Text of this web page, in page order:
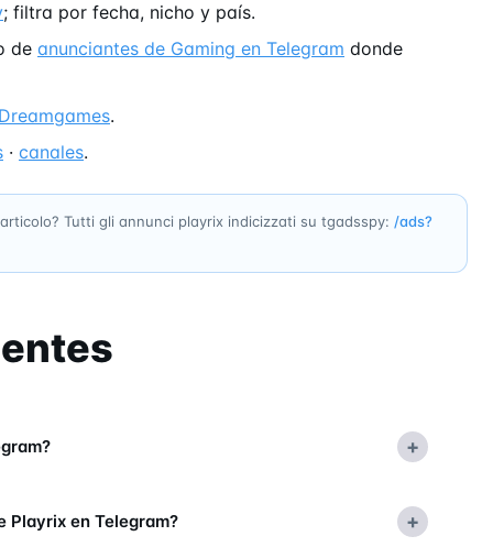
; filtra por fecha, nicho y país.
de anunciantes de Gaming en Telegram donde
Dreamgames.
· canales.
Tutti gli annunci playrix indicizzati su tgadsspy: /ads?
+
Playrix en Telegram? +